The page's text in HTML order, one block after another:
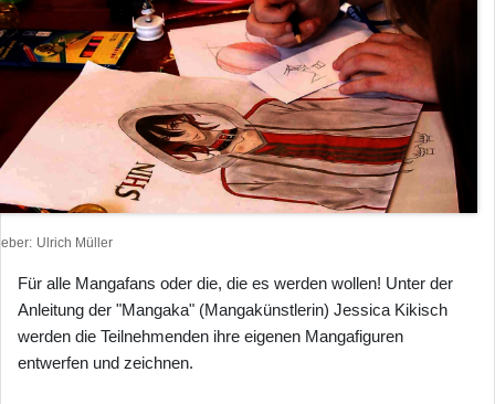
Ulrich Müller
Für alle Mangafans oder die, die es werden wollen! Unter der
Anleitung der "Mangaka" (Mangakünstlerin) Jessica Kikisch
werden die Teilnehmenden ihre eigenen Mangafiguren
entwerfen und zeichnen.